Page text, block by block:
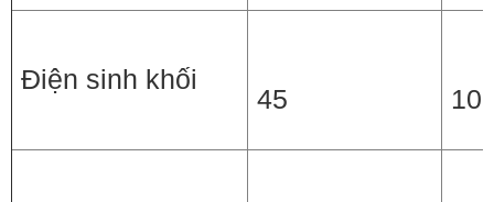
Điện sinh khối
45 10